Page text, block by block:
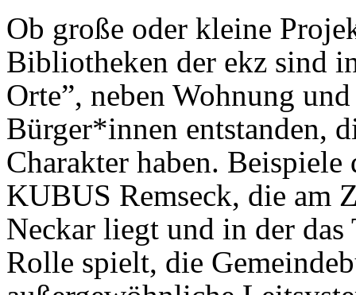
Ob große oder kleine
Bibliotheken der ekz sind
Orte”, neben Wohnung
Bürger*innen entstanden,
Charakter haben.
KUBUS Remseck, die am
Neckar liegt und in der das
Rolle spielt, die